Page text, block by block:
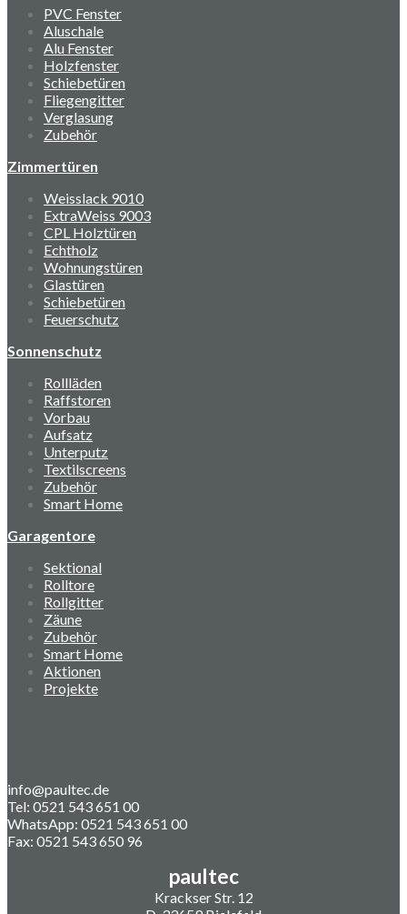
PVC Fenster
Aluschale
Alu Fenster
Holzfenster
Schiebetüren
Fliegengitter
Verglasung
Zubehör
Zimmertüren
Weisslack 9010
ExtraWeiss 9003
CPL Holztüren
Echtholz
Wohnungstüren
Glastüren
Schiebetüren
Feuerschutz
Sonnenschutz
Rollläden
Raffstoren
Vorbau
Aufsatz
Unterputz
Textilscreens
Zubehör
Smart Home
Garagentore
Sektional
Rolltore
Rollgitter
Zäune
Zubehör
Smart Home
Aktionen
Projekte
info@paultec.de
Tel: 0521 543 651 00
WhatsApp: 0521 543 651 00
Fax: 0521 543 650 96
paultec
Krackser Str. 12